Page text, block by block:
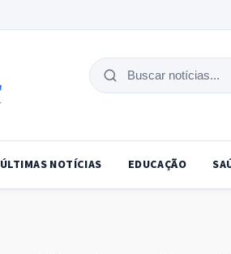
Buscar
ÚLTIMAS NOTÍCIAS EDUCAÇÃO